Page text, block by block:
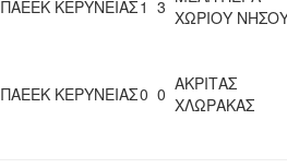
ΠΑΕΕΚ ΚΕΡΥΝΕΙΑΣ1 3 ΧΩΡΙΟΥ
ΠΑΕΕΚ ΚΕΡΥΝΕΙΑΣ0 0 ΑΚΡΙΤΑΣ
ΧΛΩΡΑΚΑΣ